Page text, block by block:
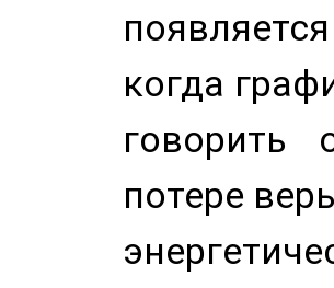
когда
говорить
потере